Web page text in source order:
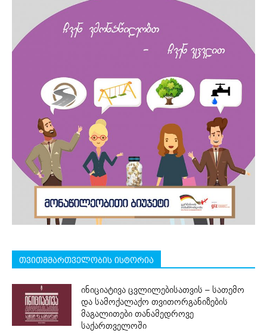
თვითმმართველობის ისტორია
ინიციატივა ცვლილებისათვის – სათემო
და სამოქალაქო თვითორგანიზების
მაგალითები თანამედროვე
საქართველოში